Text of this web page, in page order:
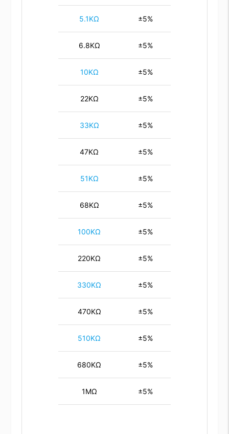
5.1KΩ ±5%
6.8KΩ ±5%
10KΩ ±5%
22KΩ ±5%
33KΩ ±5%
47KΩ ±5%
51KΩ ±5%
68KΩ ±5%
100KΩ ±5%
220KΩ ±5%
330KΩ ±5%
470KΩ ±5%
510KΩ ±5%
680KΩ ±5%
1MΩ ±5%